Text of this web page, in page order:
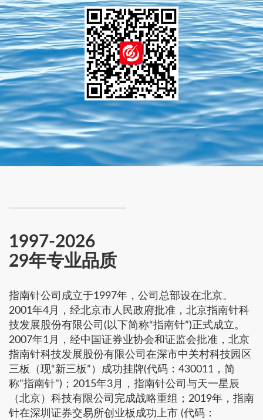
1997-2026
29年专业品质
指南针公司成立于1997年，公司总部设在北京。
2001年4月，经北京市人民政府批准，北京指南针科
技发展股份有限公司(以下简称“指南针”)正式成立。
2007年1月，经中国证券业协会和证监会批准，北京
指南针科技发展股份有限公司在深市中关村科技园区
三板（现“新三板”）成功挂牌(代码：430011，简
称"指南针")；2015年3月，指南针公司与天一星辰
（北京）科技有限公司完成战略重组；2019年，指南
针在深圳证券交易所创业板成功上市 (代码：